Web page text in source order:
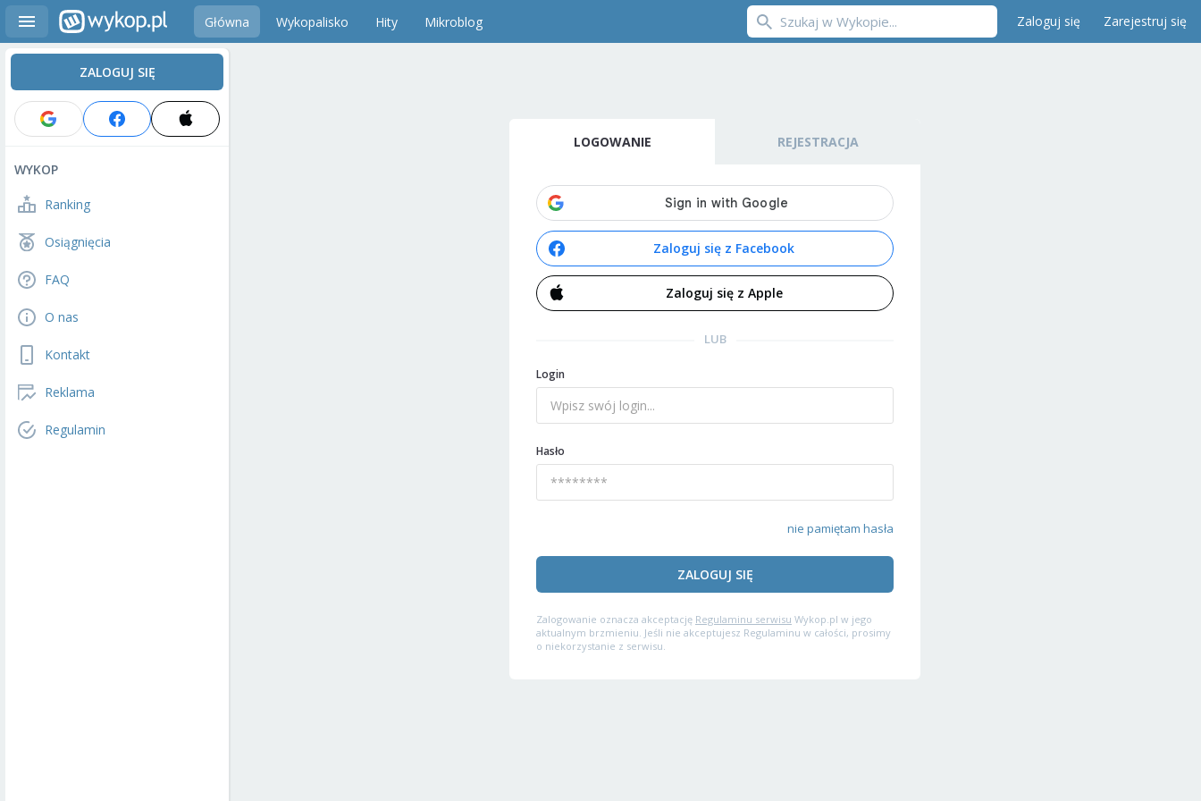
Główna Wykopalisko Hity Mikroblog Zaloguj się Zarejestruj się
ZALOGUJ SIĘ
WYKOP
Ranking
Osiągnięcia
FAQ
O nas
Kontakt
Reklama
Regulamin
LOGOWANIE REJESTRACJA
Zaloguj się z Facebook
Zaloguj się z Apple
LUB
Login
Hasło
nie pamiętam hasła
ZALOGUJ SIĘ
Zalogowanie oznacza akceptację Regulaminu serwisu Wykop.pl w jego
aktualnym brzmieniu. Jeśli nie akceptujesz Regulaminu w całości, prosimy
o niekorzystanie z serwisu.